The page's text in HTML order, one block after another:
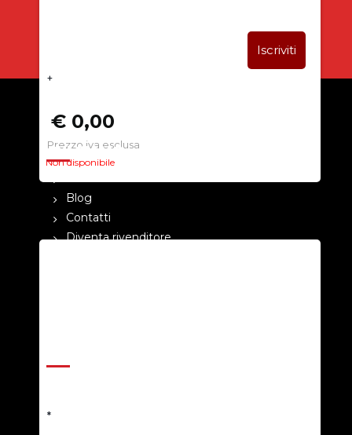
+
€ 0,00
Prezzo iva esclusa
Non disponibile
*
CHI SIAMO
Blog
Contatti
Diventa rivenditore